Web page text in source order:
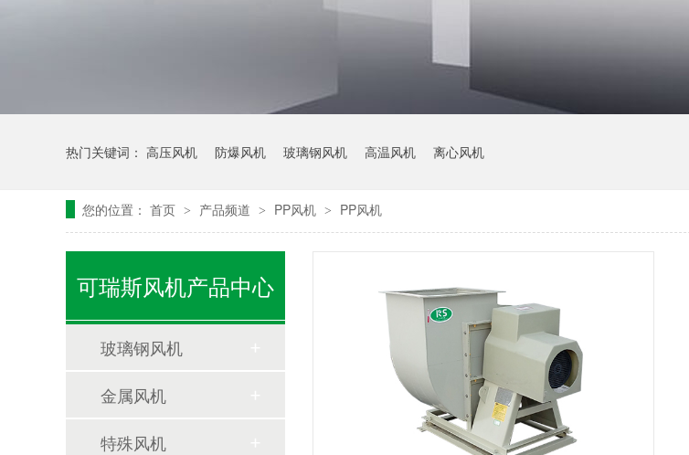
热门关键词： 高压风机 防爆风机 玻璃钢风机 高温风机 离心风机
您的位置： 首页 > 产品频道 > PP风机 > PP风机
可瑞斯风机产品中心
玻璃钢风机
金属风机
特殊风机